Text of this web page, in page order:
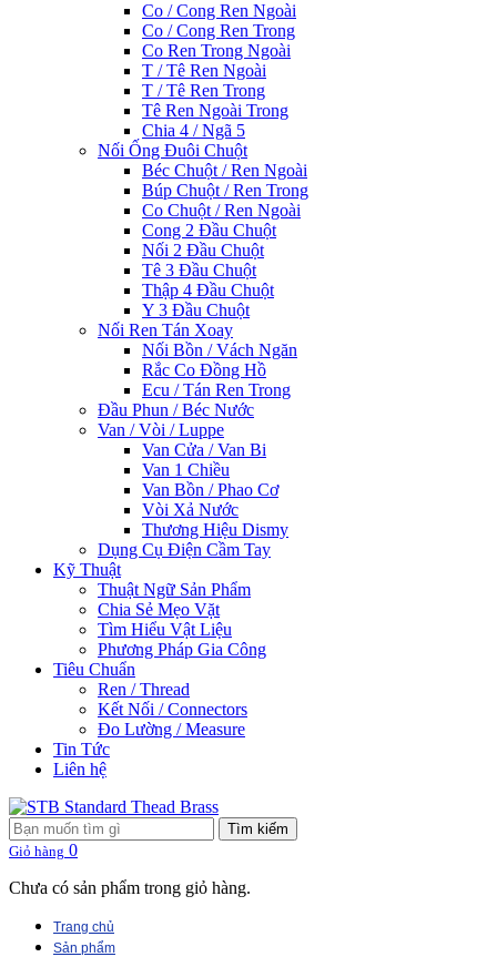
Co / Cong Ren Ngoài
Co / Cong Ren Trong
Co Ren Trong Ngoài
T / Tê Ren Ngoài
T / Tê Ren Trong
Tê Ren Ngoài Trong
Chia 4 / Ngã 5
Nối Ống Đuôi Chuột
Béc Chuột / Ren Ngoài
Búp Chuột / Ren Trong
Co Chuột / Ren Ngoài
Cong 2 Đầu Chuột
Nối 2 Đầu Chuột
Tê 3 Đầu Chuột
Thập 4 Đầu Chuột
Y 3 Đầu Chuột
Nối Ren Tán Xoay
Nối Bồn / Vách Ngăn
Rắc Co Đồng Hồ
Ecu / Tán Ren Trong
Đầu Phun / Béc Nước
Van / Vòi / Luppe
Van Cửa / Van Bi
Van 1 Chiều
Van Bồn / Phao Cơ
Vòi Xả Nước
Thương Hiệu Dismy
Dụng Cụ Điện Cầm Tay
Kỹ Thuật
Thuật Ngữ Sản Phẩm
Chia Sẻ Mẹo Vặt
Tìm Hiểu Vật Liệu
Phương Pháp Gia Công
Tiêu Chuẩn
Ren / Thread
Kết Nối / Connectors
Đo Lường / Measure
Tin Tức
Liên hệ
Tìm kiếm
Giỏ hàng 0
Chưa có sản phẩm trong giỏ hàng.
Trang chủ
Sản phẩm